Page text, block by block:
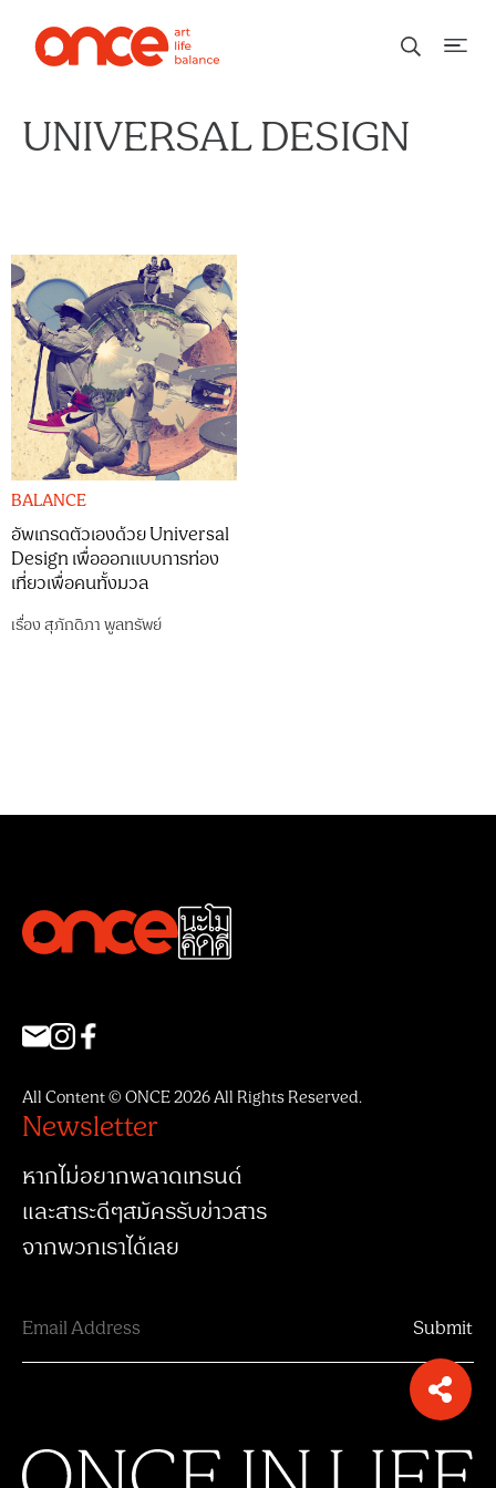
UNIVERSAL DESIGN
BALANCE
อัพเกรดตัวเองด้วย Universal
Design เพื่อออกแบบการท่อง
เที่ยวเพื่อคนทั้งมวล
เรื่องสุภักดิภา พูลทรัพย์
All Content © ONCE 2026 All Rights Reserved.
Newsletter
หากไม่อยากพลาดเทรนด์
และสาระดีๆสมัครรับข่าวสาร
จากพวกเราได้เลย